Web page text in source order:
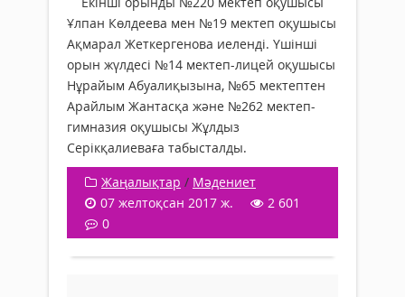
Ұлпан Көлдеева мен №19 мектеп оқушысы
Ақмарал Жеткергенова иеленді. Үшінші
орын жүлдесі №14 мектеп-лицей оқушысы
Нұрайым Абуалиқызына, №65 мектептен
Арайлым Жантасқа және №262 мектеп-
гимназия оқушысы Жұлдыз
Серікқалиеваға табысталды.
Жаңалықтар / Мәдениет
07 желтоқсан 2017 ж.
2 601
0